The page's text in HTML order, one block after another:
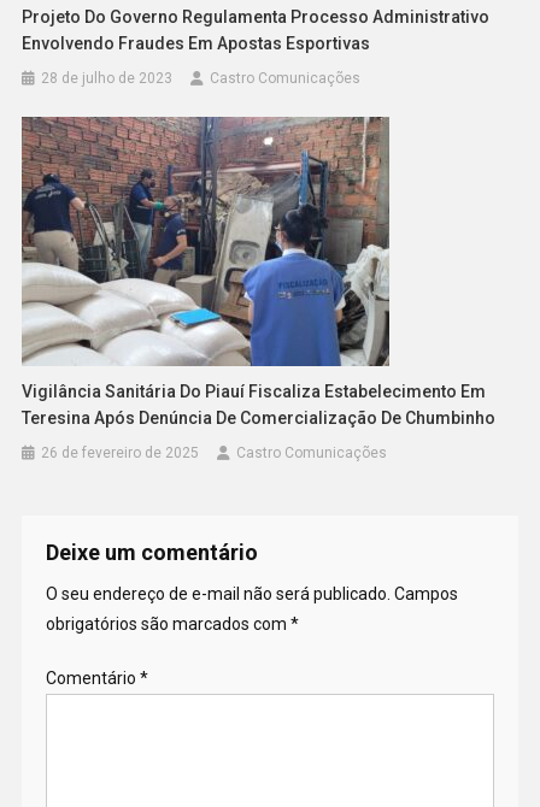
Projeto Do Governo Regulamenta Processo Administrativo
Envolvendo Fraudes Em Apostas Esportivas
28 de julho de 2023 Castro Comunicações
Vigilância Sanitária Do Piauí Fiscaliza Estabelecimento Em
Teresina Após Denúncia De Comercialização De Chumbinho
26 de fevereiro de 2025 Castro Comunicações
Deixe um comentário
O seu endereço de e-mail não será publicado. Campos
obrigatórios são marcados com *
Comentário *